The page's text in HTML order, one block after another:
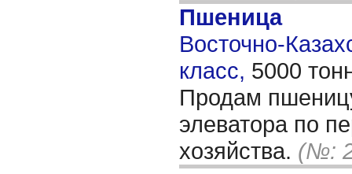
Пшеница
Восточно-
класс, 5000
Продам
элеватора по
хозяйства. (№: